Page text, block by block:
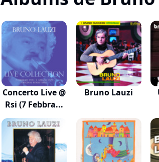
Concerto Live @
Rsi (7 Febbra...
Bruno Lauzi